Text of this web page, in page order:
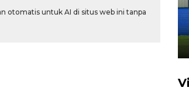
otomatis untuk AI di situs web ini tanpa
manajerial SPPI di